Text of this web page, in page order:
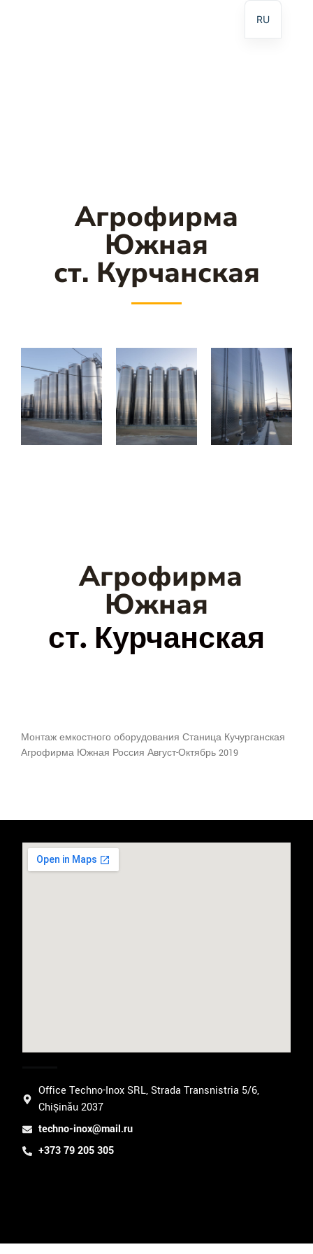
Агрофирма
Южная
ст. Курчанская
Агрофирма
Южная
ст. Курчанская
Монтаж емкостного оборудования Станица Кучурганская
Агрофирма Южная Россия Август-Октябрь 2019
Office Techno-Inox SRL, Strada Transnistria 5/6,
Chișinău 2037
techno-inox@mail.ru
+373 79 205 305
RU